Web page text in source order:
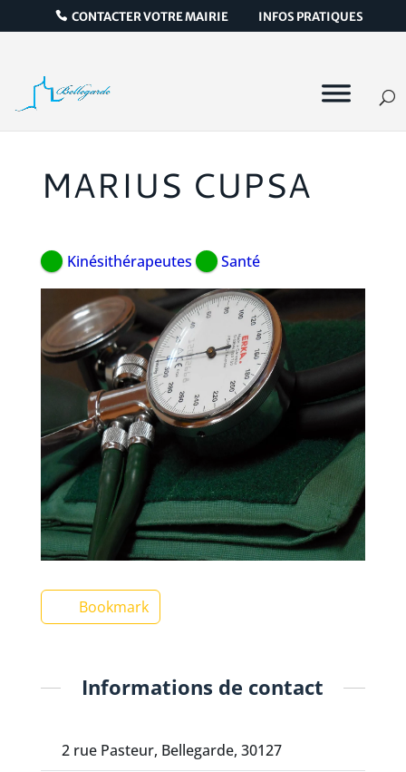
CONTACTER VOTRE MAIRIE INFOS PRATIQUES
MARIUS CUPSA
Kinésithérapeutes Santé
Bookmark
Informations de contact
2 rue Pasteur, Bellegarde, 30127